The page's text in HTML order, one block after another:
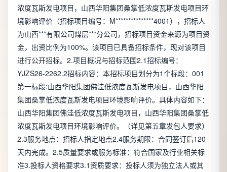
浓度瓦斯发电项目，山西华阳集团桑掌低浓度瓦斯发电项目环
境影响评价（招标项目编号：M***************4001），招标人
为山西***有限公司煤层***分公司，招标项目资金来源为项目资
金，出资比例为100%。该项目已具备招标条件，现对该项目
进行公开招标。2.项目概况与招标范围2.1招标编号：
YJZS26-2262.2招标内容：本招标项目划分为1个标段：001
第一标段:山西华阳集团佛洼低浓度瓦斯发电项目，山西华阳
集团桑掌低浓度瓦斯发电项目环境影响评价。具体内容如下：
山西华阳集团佛洼低浓度瓦斯发电项目，山西华阳集团桑掌低
浓度瓦斯发电项目环境影响评价。（详见第五章发包人要求）
2.3服务地点：招标人指定地点2.4服务期限：合同签订后120
天内完成。2.5质量要求或服务标准：符合国家及行业相关标
准3.投标人资格要求3.1资质要求：投标人须为独立法人或其